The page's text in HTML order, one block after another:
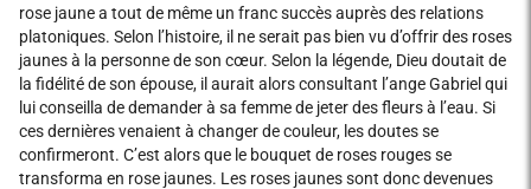
rose jaune a tout de même un franc succès auprès des relations
platoniques. Selon l’histoire, il ne serait pas bien vu d’offrir des roses
jaunes à la personne de son cœur. Selon la légende, Dieu doutait de
la fidélité de son épouse, il aurait alors consultant l’ange Gabriel qui
lui conseilla de demander à sa femme de jeter des fleurs à l’eau. Si
ces dernières venaient à changer de couleur, les doutes se
confirmeront. C’est alors que le bouquet de roses rouges se
transforma en rose jaunes. Les roses jaunes sont donc devenues